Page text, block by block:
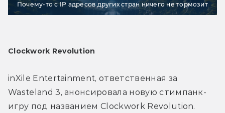
Почему-то с IP адресов других стран ничего не тормозит
Clockwork Revolution
inXile Entertainment, ответственная за
Wasteland 3, анонсировала новую стимпанк-
игру под названием Clockwork Revolution.